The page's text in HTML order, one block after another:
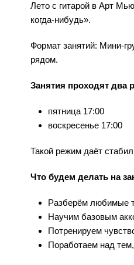
Лето с гитарой в Арт
когда‑нибудь».
Формат занятий:
рядом.
Занятия проходят два
пятница 17:00
воскресенье 17:00
Такой режим даёт
Что будем делать на
Разберём любимые
Научим базовым
Потренируем
Поработаем над